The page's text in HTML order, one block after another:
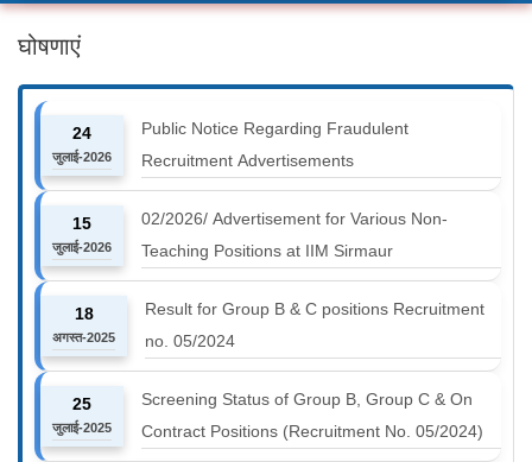
घोषणाएं
24
जुलाई-2026
Public Notice Regarding Fraudulent
Recruitment Advertisements
15
जुलाई-2026
02/2026/ Advertisement for Various Non-
Teaching Positions at IIM Sirmaur
18
अगस्त-2025
Result for Group B & C positions Recruitment
no. 05/2024
25
जुलाई-2025
Screening Status of Group B, Group C & On
Contract Positions (Recruitment No. 05/2024)